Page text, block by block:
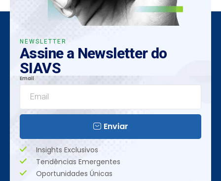
NEWSLETTER
Assine a Newsletter do
SIAVS
Email
Enviar
Insights Exclusivos
Tendências Emergentes
Oportunidades Únicas